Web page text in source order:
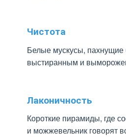
Чистота
Белые мускусы, пахнущие
выстиранным и
Лаконичность
Короткие пирамиды, где
и можжевельник говорят